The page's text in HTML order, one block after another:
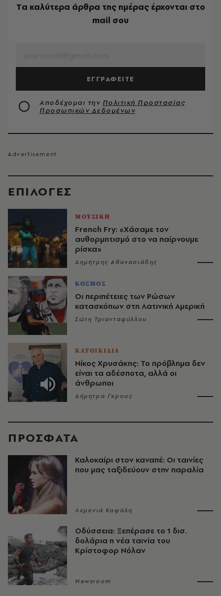
EΠΙΛΟΓΈΣ
ΜΟΥΣΙΚΗ
French Fry: «Χάσαμε τον
αυθορμητισμό στο να παίρνουμε
ρίσκα»
Δημήτρης Αθανασιάδης
ΚΟΣΜΟΣ
Οι περιπέτειες των Ρώσων
κατασκόπων στη Λατινική Αμερική
Σώτη Τριανταφύλλου
ΚΑΤΟΙΚΙΔΙΑ
Νίκος Χρυσάκης: Το πρόβλημα δεν
είναι τα αδέσποτα, αλλά οι
άνθρωποι
Δήμητρα Γκρους
Tα καλύτερα άρθρα της ημέρας έρχονται στο
mail σου
ΕΓΓΡΑΦΕΙΤΕ
Αποδέχομαι την Πολιτική Προστασίας
Προσωπικών Δεδομένων
ΠΡΟΣΦΑΤΑ
Καλοκαίρι στον καναπέ: Οι ταινίες
που μας ταξιδεύουν στην παραλία
Λεμονιά Καψάλη
Οδύσσεια: Ξεπέρασε το 1 δισ.
δολάρια η νέα ταινία του
Κρίστοφορ Νόλαν
Newsroom